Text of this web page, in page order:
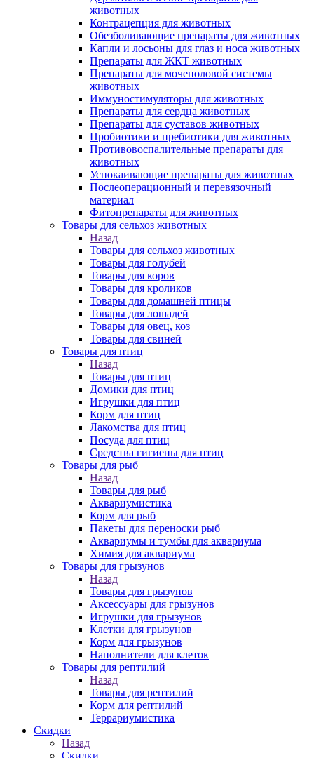
животных
Контрацепция для животных
Обезболивающие препараты для животных
Капли и лосьоны для глаз и носа животных
Препараты для ЖКТ животных
Препараты для мочеполовой системы
животных
Иммуностимуляторы для животных
Препараты для сердца животных
Препараты для суставов животных
Пробиотики и пребиотики для животных
Противовоспалительные препараты для
животных
Успокаивающие препараты для животных
Послеоперационный и перевязочный
материал
Фитопрепараты для животных
Товары для сельхоз животных
Назад
Товары для сельхоз животных
Товары для голубей
Товары для коров
Товары для кроликов
Товары для домашней птицы
Товары для лошадей
Товары для овец, коз
Товары для свиней
Товары для птиц
Назад
Товары для птиц
Домики для птиц
Игрушки для птиц
Корм для птиц
Лакомства для птиц
Посуда для птиц
Средства гигиены для птиц
Товары для рыб
Назад
Товары для рыб
Аквариумистика
Корм для рыб
Пакеты для переноски рыб
Аквариумы и тумбы для аквариума
Химия для аквариума
Товары для грызунов
Назад
Товары для грызунов
Аксессуары для грызунов
Игрушки для грызунов
Клетки для грызунов
Корм для грызунов
Наполнители для клеток
Товары для рептилий
Назад
Товары для рептилий
Корм для рептилий
Террариумистика
Скидки
Назад
Скидки